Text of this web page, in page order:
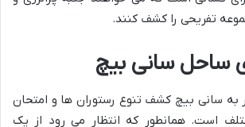
تفریحی را کشف کنند.
ساحل سانی بیچ
به سانی بیچ کشف تنوع رستوران ها و امتحان
است. همانطور که انتظار می رود از یک